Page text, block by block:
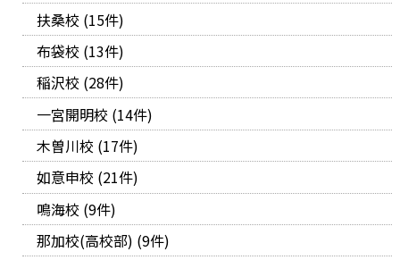
扶桑校 (15件)
布袋校 (13件)
稲沢校 (28件)
一宮開明校 (14件)
木曽川校 (17件)
如意申校 (21件)
鳴海校 (9件)
那加校(高校部) (9件)